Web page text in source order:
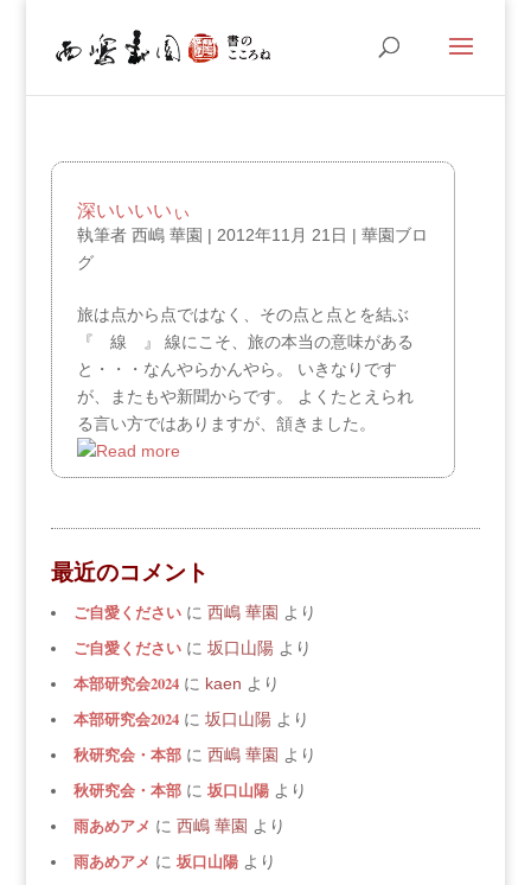
深いいいいぃ
執筆者 西嶋 華園 | 2012年11月 21日 | 華園ブロ
グ
旅は点から点ではなく、その点と点とを結ぶ
『 線 』 線にこそ、旅の本当の意味がある
と・・・なんやらかんやら。 いきなりです
が、またもや新聞からです。 よくたとえられ
る言い方ではありますが、頷きました。
最近のコメント
ご自愛くださいに 西嶋 華園 より
ご自愛くださいに 坂口山陽より
本部研究会2024に kaen より
本部研究会2024に 坂口山陽より
秋研究会・本部に 西嶋 華園 より
秋研究会・本部に 坂口山陽より
雨あめアメ に 西嶋 華園 より
雨あめアメ に 坂口山陽より